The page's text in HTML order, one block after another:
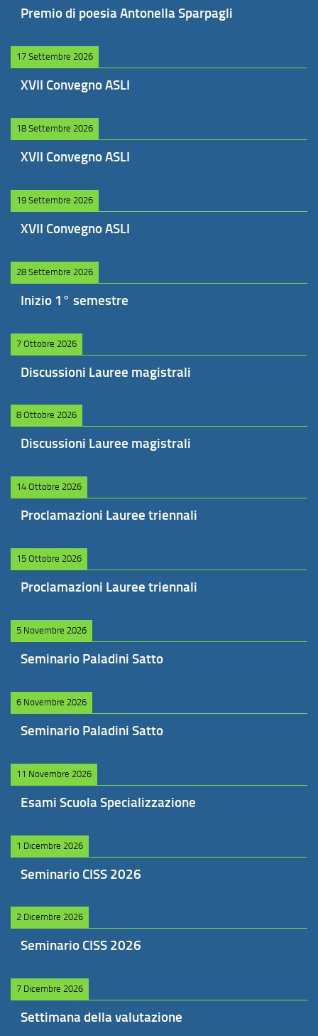
Premio di poesia Antonella Sparpagli
17 Settembre 2026
XVII Convegno ASLI
18 Settembre 2026
XVII Convegno ASLI
19 Settembre 2026
XVII Convegno ASLI
28 Settembre 2026
Inizio 1° semestre
7 Ottobre 2026
Discussioni Lauree magistrali
8 Ottobre 2026
Discussioni Lauree magistrali
14 Ottobre 2026
Proclamazioni Lauree triennali
15 Ottobre 2026
Proclamazioni Lauree triennali
5 Novembre 2026
Seminario Paladini Satto
6 Novembre 2026
Seminario Paladini Satto
11 Novembre 2026
Esami Scuola Specializzazione
1 Dicembre 2026
Seminario CISS 2026
2 Dicembre 2026
Seminario CISS 2026
7 Dicembre 2026
Settimana della valutazione